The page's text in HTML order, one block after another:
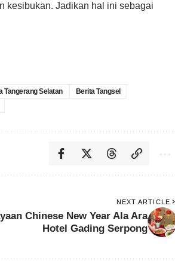
kesibukan. Jadikan hal ini sebagai
Tangerang Selatan
Berita Tangsel
NEXT ARTICLE
Chinese New Year Ala Ara
Hotel Gading Serpong